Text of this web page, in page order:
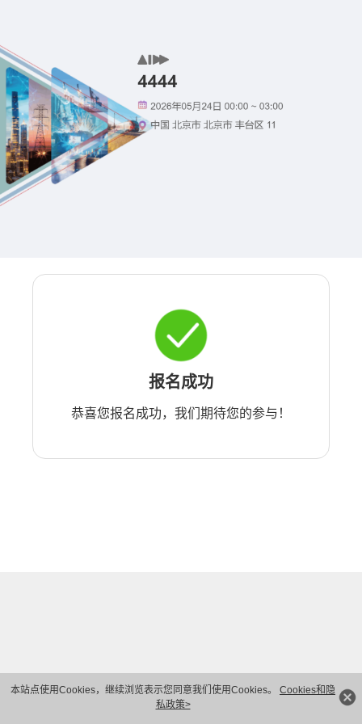
本站点使用Cookies，继续浏览表示您同意我们使用Cookies。 Cookies和隐
私政策>
报名成功
恭喜您报名成功，我们期待您的参与！